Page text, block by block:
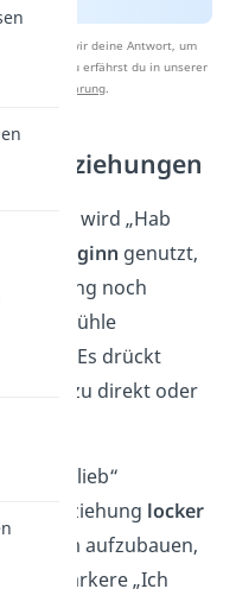
speichern wir deine Antwort, um
Mehr dazu erfährst du in unserer
.
Beziehungen
wird „Hab
zu
Beginn genutzt,
Beziehung noch
die Gefühle
Es drückt
ohne zu direkt oder
dich lieb“
die Beziehung locker
langsam aufzubauen,
das stärkere „Ich